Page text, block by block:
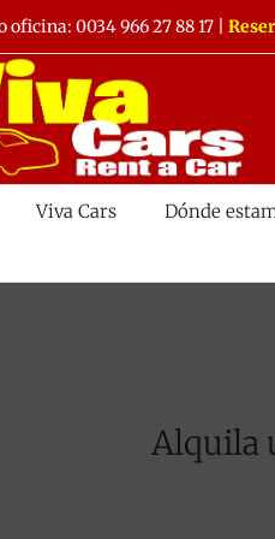
oficina: 0034 966 27 88 17
Viva Cars Dónde
Alquila